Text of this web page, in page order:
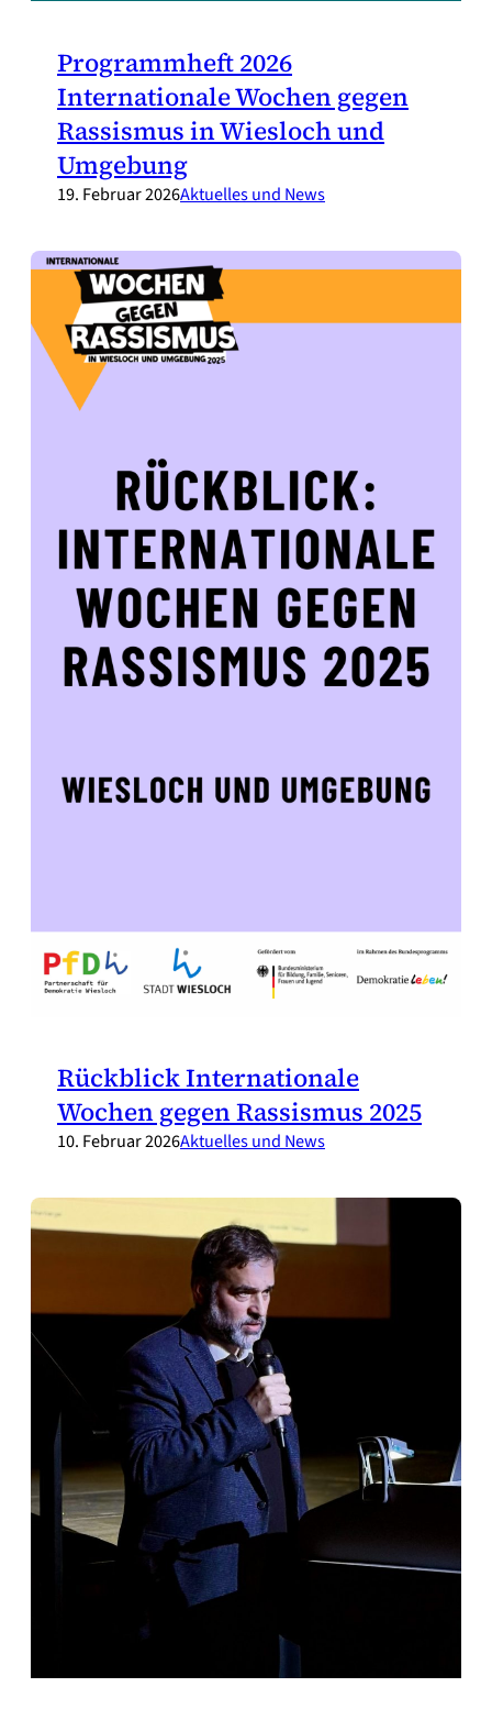
Programmheft 2026
Internationale Wochen gegen
Rassismus in Wiesloch und
Umgebung
19. Februar 2026Aktuelles und News
Rückblick Internationale
Wochen gegen Rassismus 2025
10. Februar 2026Aktuelles und News